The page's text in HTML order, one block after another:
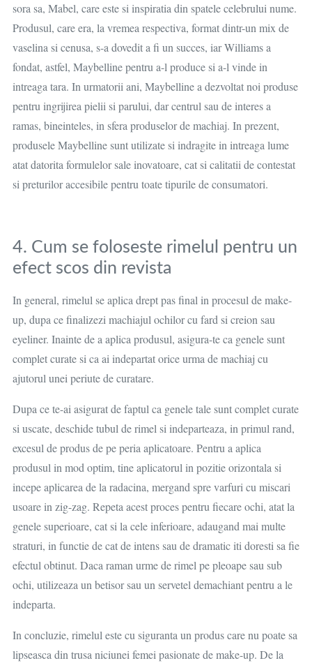
sora sa, Mabel, care este si inspiratia din spatele celebrului nume.
Produsul, care era, la vremea respectiva, format dintr-un mix de
vaselina si cenusa, s-a dovedit a fi un succes, iar Williams a
fondat, astfel, Maybelline pentru a-l produce si a-l vinde in
intreaga tara. In urmatorii ani, Maybelline a dezvoltat noi produse
pentru ingrijirea pielii si parului, dar centrul sau de interes a
ramas, bineinteles, in sfera produselor de machiaj. In prezent,
produsele Maybelline sunt utilizate si indragite in intreaga lume
atat datorita formulelor sale inovatoare, cat si calitatii de contestat
si preturilor accesibile pentru toate tipurile de consumatori.
4. Cum se foloseste rimelul pentru un
efect scos din revista
In general, rimelul se aplica drept pas final in procesul de make-
up, dupa ce finalizezi machiajul ochilor cu fard si creion sau
eyeliner. Inainte de a aplica produsul, asigura-te ca genele sunt
complet curate si ca ai indepartat orice urma de machiaj cu
ajutorul unei periute de curatare.
Dupa ce te-ai asigurat de faptul ca genele tale sunt complet curate
si uscate, deschide tubul de rimel si indeparteaza, in primul rand,
excesul de produs de pe peria aplicatoare. Pentru a aplica
produsul in mod optim, tine aplicatorul in pozitie orizontala si
incepe aplicarea de la radacina, mergand spre varfuri cu miscari
usoare in zig-zag. Repeta acest proces pentru fiecare ochi, atat la
genele superioare, cat si la cele inferioare, adaugand mai multe
straturi, in functie de cat de intens sau de dramatic iti doresti sa fie
efectul obtinut. Daca raman urme de rimel pe pleoape sau sub
ochi, utilizeaza un betisor sau un servetel demachiant pentru a le
indeparta.
In concluzie, rimelul este cu siguranta un produs care nu poate sa
lipseasca din trusa niciunei femei pasionate de make-up. De la